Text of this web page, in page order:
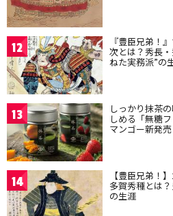
12 『豊臣兄弟！
次とは？秀長
ねた実務派”の
13 しっかり抹茶
しめる「無糖
マンゴー新発売
14 【豊臣兄弟！
多賀秀種とは
の生涯